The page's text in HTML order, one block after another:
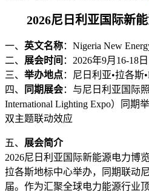
2026尼日利亚国际新
一、 英文名称：Nigeria New
二、 展会时间 ：2026年9月16-18日
三、 举办地点：尼日利亚•拉各斯
四、
同期展会：与尼日利亚国际
International Lighting Expo）同期
双主题联动效应
五、 展会简介
2026尼日利亚国际新能源电力博
拉各斯地标中心举办，同期联动
届。作为汇聚全球电力能源行业